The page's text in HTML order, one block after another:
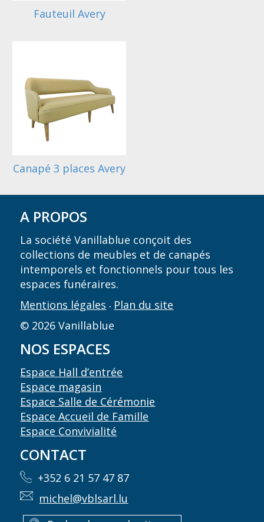
Fauteuil Avery
Canapé 3 places Avery
A PROPOS
La société Vanillablue conçoit des
collections de meubles et de canapés
intemporels et fonctionnels pour tous les
espaces funéraires.
Mentions légales - Plan du site
© 2026 Vanillablue
NOS ESPACES
Espace Hall d’entrée
Espace magasin
Espace Salle de Cérémonie
Espace Accueil de Famille
Espace Convivialité
CONTACT
+352 6 21 57 47 87
michel@vblsarl.lu